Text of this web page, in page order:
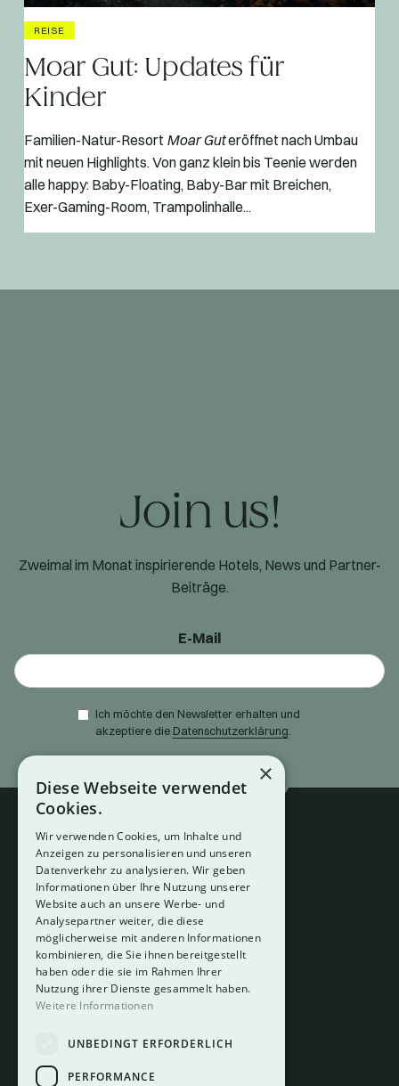
REISE
Moar Gut: Updates für
Kinder
Familien-Natur-Resort Moar Guteröffnet nach Umbau
mit neuen Highlights. Von ganz klein bis Teenie werden
alle happy: Baby-Floating, Baby-Bar mit Breichen,
Exer-Gaming-Room, Trampolinhalle...
Join us!
Zweimal im Monat inspirierende Hotels, News und Partner-
Beiträge.
E-Mail
Ich möchte den Newsletter erhalten und
akzeptiere die Datenschutzerklärung
About
Hotelberatung
Mediadaten
Instagram
LinkedIn
×
Diese Webseite verwendet
Cookies.
Wir verwenden Cookies, um Inhalte und
Anzeigen zu personalisieren und unseren
Datenverkehr zu analysieren. Wir geben
Informationen über Ihre Nutzung unserer
Website auch an unsere Werbe- und
Analysepartner weiter, die diese
möglicherweise mit anderen Informationen
kombinieren, die Sie ihnen bereitgestellt
haben oder die sie im Rahmen Ihrer
Nutzung ihrer Dienste gesammelt haben.
Weitere Informationen
UNBEDINGT ERFORDERLICH
PERFORMANCE